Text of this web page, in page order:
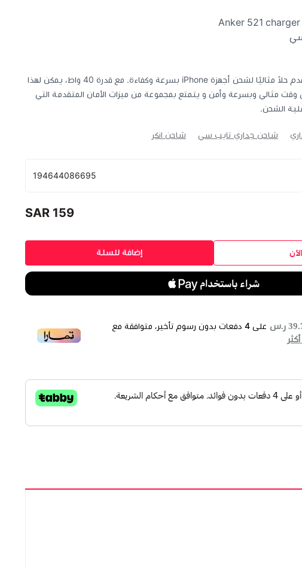
فيش جداري من شركة انكر يقدم حلاً مثاليًا لشحن أجهزة iPhone بسرعة وكفاءة. مع قدرة 40 واط، يمكن لهذا
مثالي وبسرعة وأمن و يتمتع بمجموعة من ميزات الأمان المتقدمة التي
الشحن.
شاحن جداري تايب سي شاحن انكر
194644086695
159 SAR
إضافة للسلة
ر.س على 4 دفعات بدون رسوم تأخير، متوافقة مع